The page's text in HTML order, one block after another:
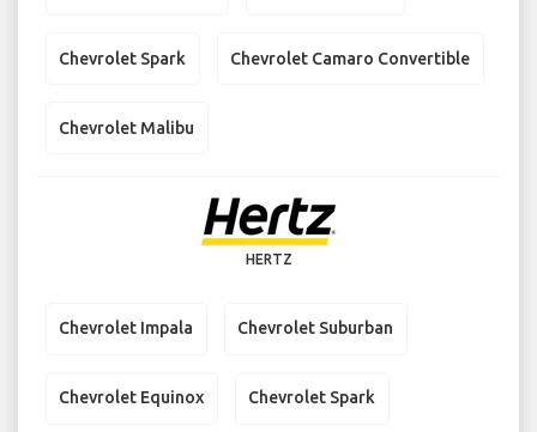
Chevrolet Spark Chevrolet Camaro Convertible
Chevrolet Malibu
HERTZ
Chevrolet Impala Chevrolet Suburban
Chevrolet Equinox Chevrolet Spark